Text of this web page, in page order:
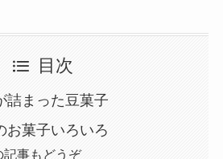
目次
詰まった豆菓子
お菓子いろいろ
記事もどうぞ